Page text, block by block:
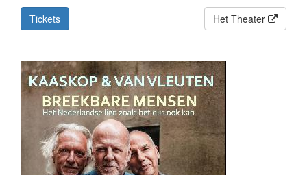
Tickets Het Theater